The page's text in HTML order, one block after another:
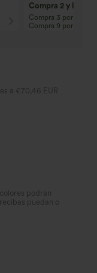
Compra 2 y
Compra 3 por 2,
Compra 9 por 6
a €70,46 EUR
podrán
puedan o